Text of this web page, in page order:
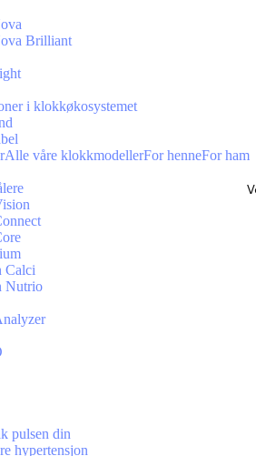
Brilliant
i klokkøkosystemet
Alle våre klokkmodellerFor henneFor ham
Calci
Nutrio
pulsen din
hypertensjon